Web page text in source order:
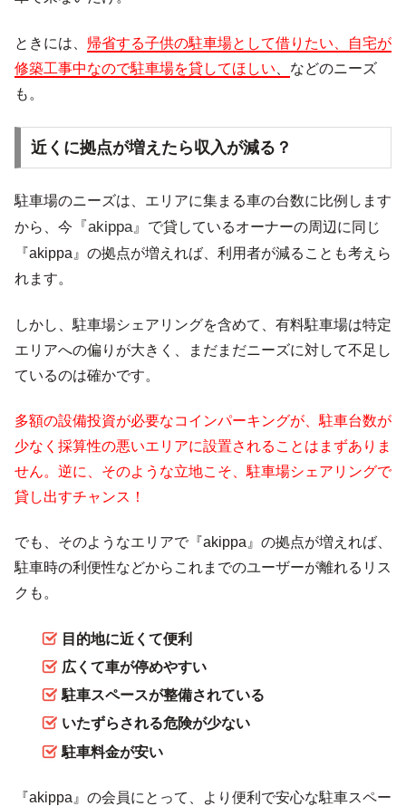
ときには、 帰省する子供の駐車場として借りたい、自宅が
修築工事中なので駐車場を貸してほしい
などのニーズ
も。
近くに拠点が増えたら収入が減る？
駐車場のニーズは、エリアに集まる車の台数に比例します
から、今
『akippa』 で貸しているオーナーの周辺に同じ
『akippa』の拠点が増えれば、利用者が減ることも考えら
れます。
しかし、駐車場シェアリングを含めて、有料駐車場は特定
エリアへの偏りが大きく、まだまだニーズに対して不足し
ているのは確かです。
多額の設備投資が必要なコインパーキングが、駐車台数が
少なく採算性の悪いエリアに設置されることはまずありま
せん。逆に、そのような立地こそ、駐車場シェアリングで
貸し出すチャンス！
でも、そのようなエリアで『akippa』の拠点が増えれば、
駐車時の利便性などからこれまでのユーザーが離れるリス
クも。
目的地に近くて便利
広くて車が停めやすい
駐車スペースが整備されている
いたずらされる危険が少ない
駐車料金が安い
『akippa』の会員にとって、より便利で安心な駐車スペー